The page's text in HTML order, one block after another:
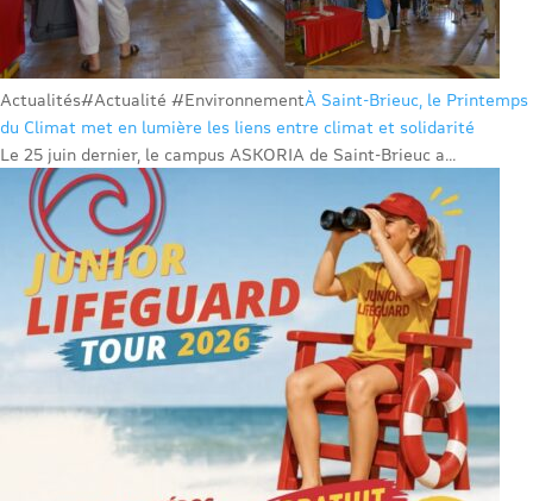
Actualités#Actualité #EnvironnementÀ Saint-Brieuc, le Printemps
du Climat met en lumière les liens entre climat et solidarité
Le 25 juin dernier, le campus ASKORIA de Saint-Brieuc a...